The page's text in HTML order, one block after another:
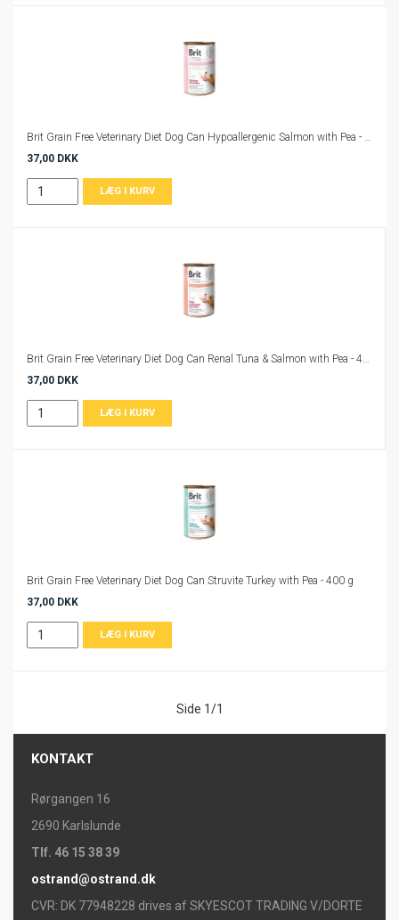
Brit Grain Free Veterinary Diet Dog Can Hypoallergenic Salmon with Pea - 400 g
37,00 DKK
Brit Grain Free Veterinary Diet Dog Can Renal Tuna & Salmon with Pea - 400 g
37,00 DKK
Brit Grain Free Veterinary Diet Dog Can Struvite Turkey with Pea - 400 g
37,00 DKK
Side 1/1
KONTAKT
Rørgangen 16
2690 Karlslunde
Tlf. 46 15 38 39
ostrand@ostrand.dk
CVR: DK 77948228 drives af SKYESCOT TRADING V/DORTE